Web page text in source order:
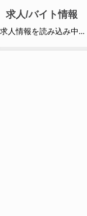
求人/バイト情報
求人情報を読み込み中...